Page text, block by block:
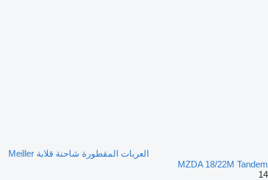
العربات المقطورة شاحنة قلابة Meiller
MZDA 18/22M Tandem
14